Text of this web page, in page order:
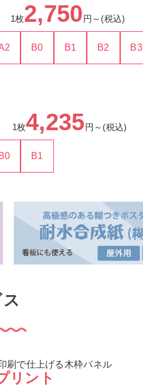
1枚2,750円～(税込)
B0 B1 B2 B3
1枚4,235円～(税込)
B0 B1
刷で仕上げる木枠パネル
リント